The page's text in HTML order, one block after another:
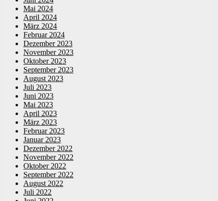
Mai 2024
April 2024
März 2024
Februar 2024
Dezember 2023
November 2023
Oktober 2023
September 2023
August 2023
Juli 2023
Juni 2023
Mai 2023
April 2023
März 2023
Februar 2023
Januar 2023
Dezember 2022
November 2022
Oktober 2022
September 2022
August 2022
Juli 2022